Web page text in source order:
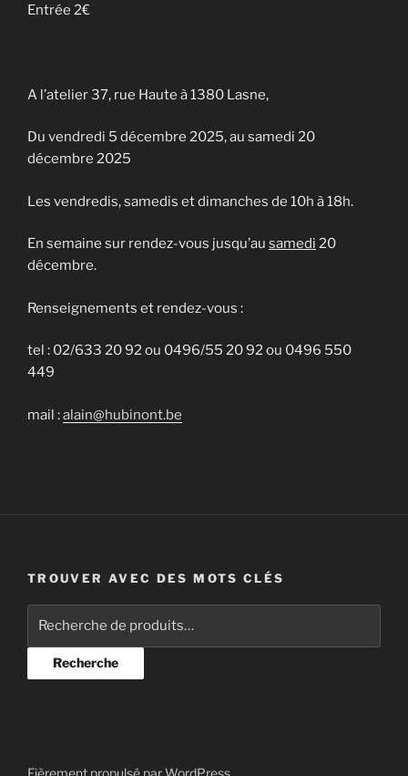
Entrée 2€
A l’atelier 37, rue Haute à 1380 Lasne,
Du vendredi 5 décembre 2025, au samedi 20
décembre 2025
Les vendredis, samedis et dimanches de 10h à 18h.
En semaine sur rendez-vous jusqu’au samedi 20
décembre.
Renseignements et rendez-vous :
tel : 02/633 20 92 ou 0496/55 20 92 ou 0496 550
449
mail :alain@hubinont.be
TROUVER AVEC DES MOTS CLÉS
Recherche
Fièrement propulsé par WordPress